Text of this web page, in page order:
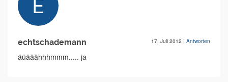
echtschademann 17. Juli 2012 | Antworten
äüääähhhmmm..... ja